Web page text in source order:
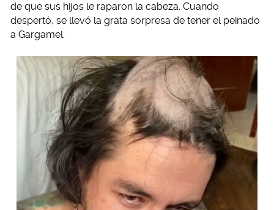
de que sus hijos le raparon la cabeza. Cuando
despertó, se llevó la grata sorpresa de tener el peinado
a Gargamel.